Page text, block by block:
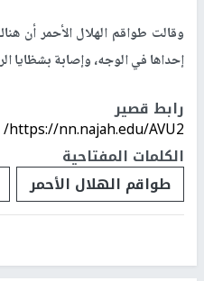
إحداها في الوجه، وإصابة بشظايا
رابط قصير
https://nn.najah.edu/AVU2/
الكلمات المفتاحية
طواقم الهلال الأحمر